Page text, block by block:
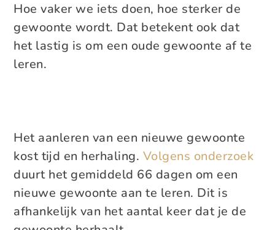
Hoe vaker we iets doen, hoe sterker de
gewoonte wordt. Dat betekent ook dat
het lastig is om een oude gewoonte af te
leren.
Het aanleren van een nieuwe gewoonte
kost tijd en herhaling. Volgens onderzoek
duurt het gemiddeld 66 dagen om een
nieuwe gewoonte aan te leren. Dit is
afhankelijk van het aantal keer dat je de